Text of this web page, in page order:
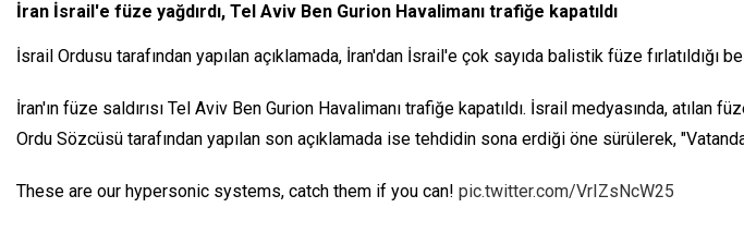
İran İsrail'e füze yağdırdı, Tel Aviv Ben Gurion Havalimanı trafiğe kapatıldı
İsrail Ordusu tarafından yapılan açıklamada, İran'dan İsrail'e çok sayıda balistik füze
İran'ın füze saldırısı Tel Aviv Ben Gurion Havalimanı trafiğe kapatıldı. İsrail medyasında,
Ordu Sözcüsü tarafından yapılan son açıklamada ise tehdidin sona erdiği öne sürülerek,
These are our hypersonic systems, catch them if you can! pic.twitter.com/VrIZsNcW25